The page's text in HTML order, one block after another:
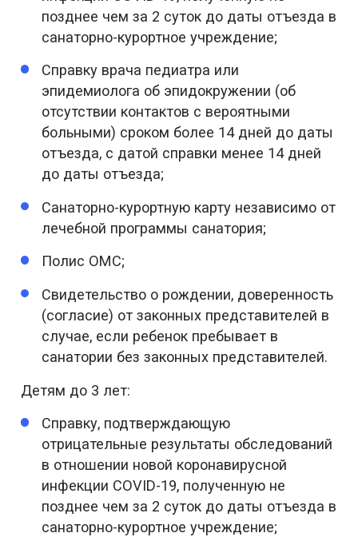
позднее чем за 2 суток до даты отъезда в
санаторно-курортное учреждение;
Справку врача педиатра или
эпидемиолога об эпидокружении (об
отсутствии контактов с вероятными
больными) сроком более 14 дней до даты
отъезда, с датой справки менее 14 дней
до даты отъезда;
Санаторно-курортную карту независимо от
лечебной программы санатория;
Полис ОМС;
Свидетельство о рождении, доверенность
(согласие) от законных представителей в
случае, если ребенок пребывает в
санатории без законных представителей.
Детям до 3 лет:
Справку, подтверждающую
отрицательные результаты обследований
в отношении новой коронавирусной
инфекции COVID-19, полученную не
позднее чем за 2 суток до даты отъезда в
санаторно-курортное учреждение;